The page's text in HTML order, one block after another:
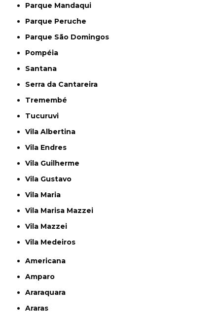
Parque Mandaqui
Parque Peruche
Parque São Domingos
Pompéia
Santana
Serra da Cantareira
Tremembé
Tucuruvi
Vila Albertina
Vila Endres
Vila Guilherme
Vila Gustavo
Vila Maria
Vila Marisa Mazzei
Vila Mazzei
Vila Medeiros
Americana
Amparo
Araraquara
Araras